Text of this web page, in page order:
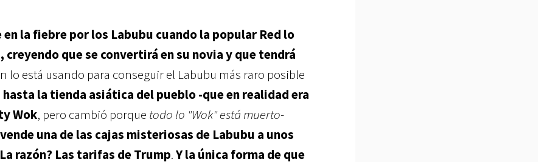
la fiebre por los Labubu cuando la popular Red lo
que se convertirá en su novia y que tendrá
lo está usando para conseguir el Labubu más raro posible
la tienda asiática del pueblo -que en realidad era
Wok, pero cambió porque todo lo "Wok" está muerto-
una de las cajas misteriosas de Labubu a unos
razón? Las tarifas de Trump.Y la única forma de que